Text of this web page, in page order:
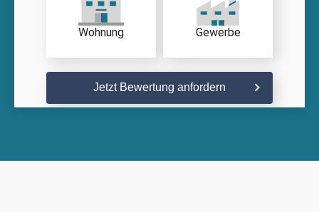
Wohnung Gewerbe
Jetzt Bewertung anfordern